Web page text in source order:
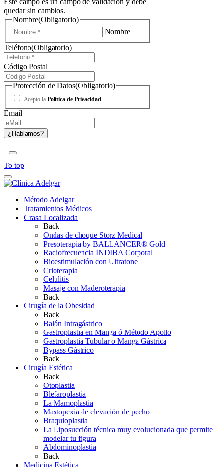
Este campo es un campo de validación y debe
quedar sin cambios.
Nombre(Obligatorio)
Nombre
Teléfono(Obligatorio)
Código Postal
Protección de Datos(Obligatorio)
Acepto la Política de Privacidad
Email
To top
Método Adelgar
Tratamientos Médicos
Grasa Localizada
Back
Ondas de choque Storz Medical
Presoterapia by BALLANCER® Gold
Radiofrecuencia INDIBA Corporal
Bioestimulación con Ultratone
Crioterapia
Celulitis
Masaje con Maderoterapia
Back
Cirugía de la Obesidad
Back
Balón Intragástrico
Gastroplastia en Manga ó Método Apollo
Gastroplastia Tubular o Manga Gástrica
Bypass Gástrico
Back
Cirugía Estética
Back
Otoplastia
Blefaroplastia
La Mamoplastia
Mastopexia de elevación de pecho
Braquioplastia
La Liposucción técnica muy evolucionada que permite
modelar tu figura
Abdominoplastia
Back
Medicina Estética